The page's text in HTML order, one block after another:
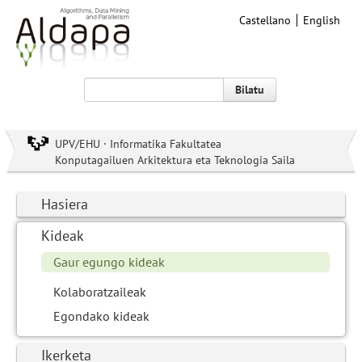
Castellano English
Bilatu
UPV/EHU · Informatika Fakultatea
Konputagailuen Arkitektura eta Teknologia Saila
Hasiera
Kideak
Gaur egungo kideak
Kolaboratzaileak
Egondako kideak
Ikerketa